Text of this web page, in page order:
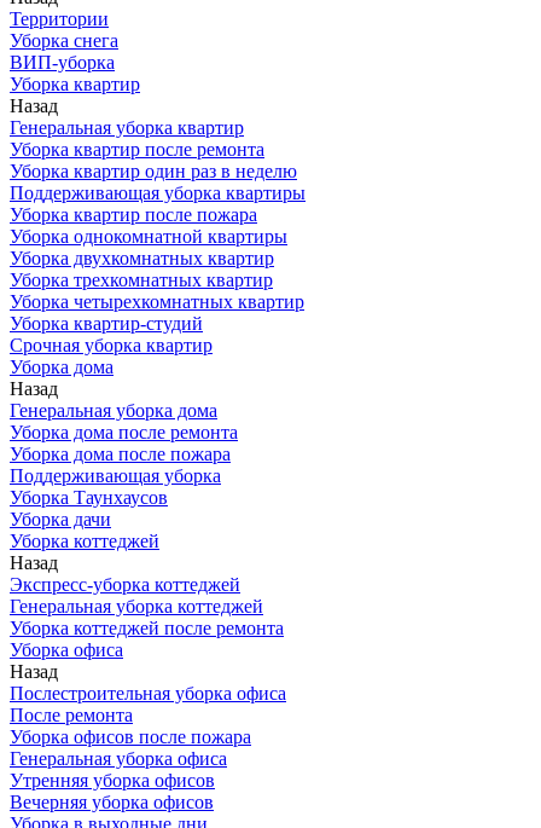
Территории
Уборка снега
ВИП-уборка
Уборка квартир
Назад
Генеральная уборка квартир
Уборка квартир после ремонта
Уборка квартир один раз в неделю
Поддерживающая уборка квартиры
Уборка квартир после пожара
Уборка однокомнатной квартиры
Уборка двухкомнатных квартир
Уборка трехкомнатных квартир
Уборка четырехкомнатных квартир
Уборка квартир-студий
Срочная уборка квартир
Уборка дома
Назад
Генеральная уборка дома
Уборка дома после ремонта
Уборка дома после пожара
Поддерживающая уборка
Уборка Таунхаусов
Уборка дачи
Уборка коттеджей
Назад
Экспресс-уборка коттеджей
Генеральная уборка коттеджей
Уборка коттеджей после ремонта
Уборка офиса
Назад
Послестроительная уборка офиса
После ремонта
Уборка офисов после пожара
Генеральная уборка офиса
Утренняя уборка офисов
Вечерняя уборка офисов
Уборка в выходные дни